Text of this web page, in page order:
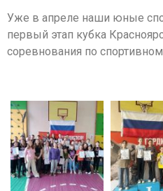
Уже в апреле наши юные
первый этап кубка
соревнования по